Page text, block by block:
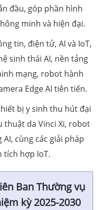
đầu, góp phần hình
minh và hiện đại.
tin, điện tử, AI và IoT,
sinh thái AI, nền tảng
mạng, robot hành
Edge AI tiên tiến.
bị y sinh thu hút đại
thuật da Vinci Xi, robot
cùng các giải pháp
tích hợp IoT.
Ban Thường vụ
kỳ 2025-2030